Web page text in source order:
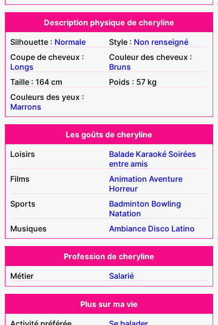
Description physique de cheryline
Silhouette : Normale Style : Non renseigné
Coupe de cheveux :
Longs
Couleur des cheveux :
Bruns
Taille : 164 cm
Poids : 57 kg
Couleurs des yeux :
Marrons
Les goûts de cheryline
Loisirs
Balade Karaoké Soirées
entre amis
Films
Animation Aventure
Horreur
Sports
Badminton Bowling
Natation
Musiques
Ambiance Disco Latino
Profession de cheryline
Métier
Salarié
Plus sur ma vie